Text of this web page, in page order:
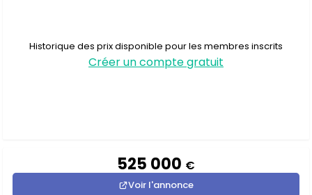
Historique des prix disponible pour les membres inscrits
Créer un compte gratuit
525 000 €
Voir l'annonce